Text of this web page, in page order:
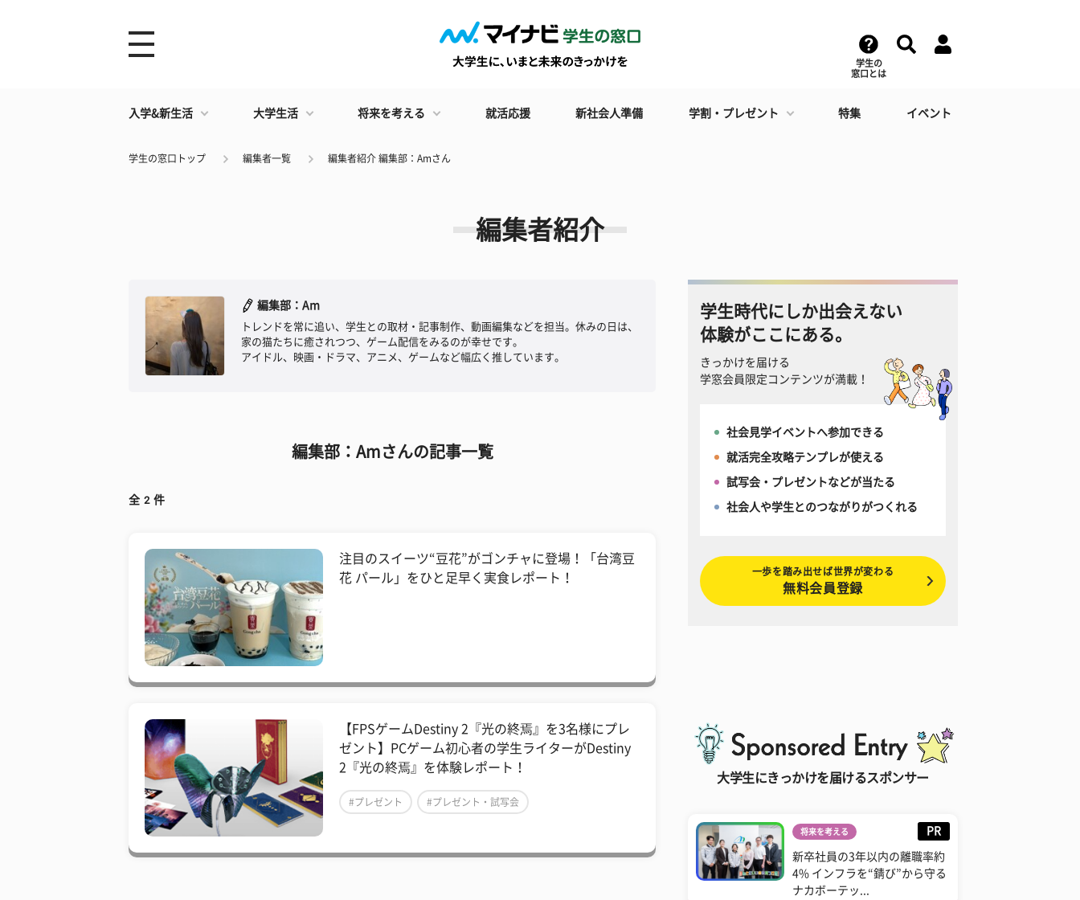
学生の
窓口とは
入学&新生活 大学生活 将来を考える 就活応援 新社会人準備 学割・プレゼント 特集 イベント
学生の窓口トップ 編集者一覧 編集者紹介 編集部：Amさん
編集者紹介
編集部：Am
トレンドを常に追い、学生との取材・記事制作、動画編集などを担当。休みの日は、
家の猫たちに癒されつつ、ゲーム配信をみるのが幸せです。
アイドル、映画・ドラマ、アニメ、ゲームなど幅広く推しています。
編集部：Amさんの記事一覧
全 2 件
注目のスイーツ“豆花”がゴンチャに登場！「台湾豆
花 パール」をひと足早く実食レポート！
【FPSゲームDestiny 2『光の終焉』を3名様にプレ
ゼント】PCゲーム初心者の学生ライターがDestiny
2『光の終焉』を体験レポート！
#プレゼント #プレゼント・試写会
学生時代にしか出会えない
体験がここにある。
きっかけを届ける
学窓会員限定コンテンツが満載！
社会見学イベントへ参加できる
就活完全攻略テンプレが使える
試写会・プレゼントなどが当たる
社会人や学生とのつながりがつくれる
一歩を踏み出せば世界が変わる
無料会員登録
大学生にきっかけを届けるスポンサー
将来を考える PR
新卒社員の3年以内の離職率約
4% インフラを“錆び”から守る
ナカボーテッ...